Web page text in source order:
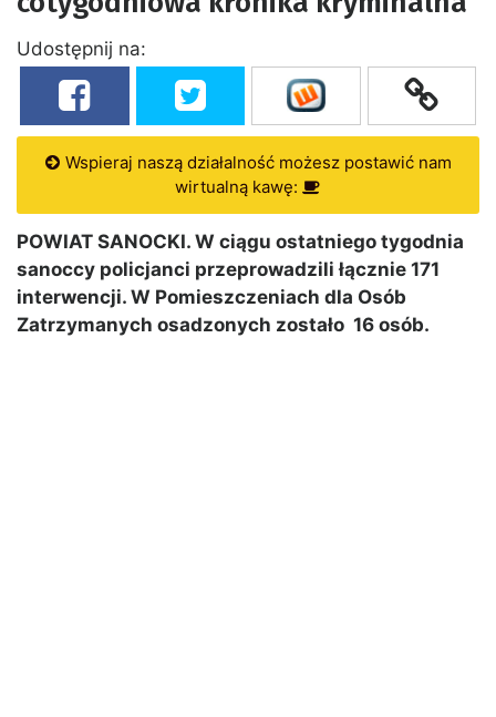
Udostępnij na:
Wspieraj naszą działalność możesz postawić nam
wirtualną kawę:
POWIAT SANOCKI. W ciągu ostatniego tygodnia
sanoccy policjanci przeprowadzili łącznie 171
interwencji. W Pomieszczeniach dla Osób
Zatrzymanych osadzonych zostało 16 osób.